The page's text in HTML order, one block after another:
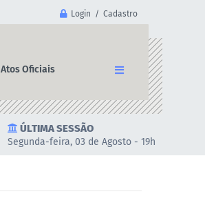
Login / Cadastro
Atos Oficiais
ÚLTIMA SESSÃO
Segunda-feira, 03 de Agosto - 19h